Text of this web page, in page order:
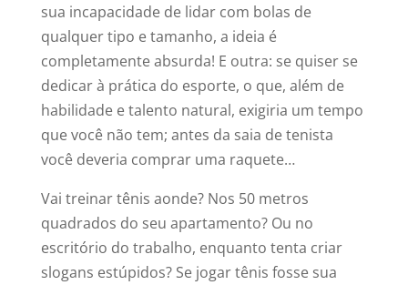
sua incapacidade de lidar com bolas de
qualquer tipo e tamanho, a ideia é
completamente absurda! E outra: se quiser se
dedicar à prática do esporte, o que, além de
habilidade e talento natural, exigiria um tempo
que você não tem; antes da saia de tenista
você deveria comprar uma raquete…
Vai treinar tênis aonde? Nos 50 metros
quadrados do seu apartamento? Ou no
escritório do trabalho, enquanto tenta criar
slogans estúpidos? Se jogar tênis fosse sua